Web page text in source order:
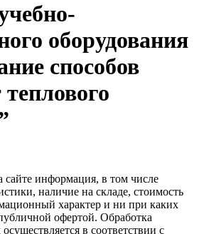
оборудования
способов
сайте информация, в том числе
наличие на складе, стоимость
характер и ни при каких
офертой. Обработка
в соответствии с